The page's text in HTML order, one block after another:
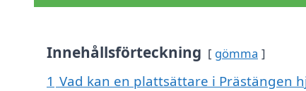
Innehållsförteckning gömma
1 Vad kan en plattsättare i Prästängen